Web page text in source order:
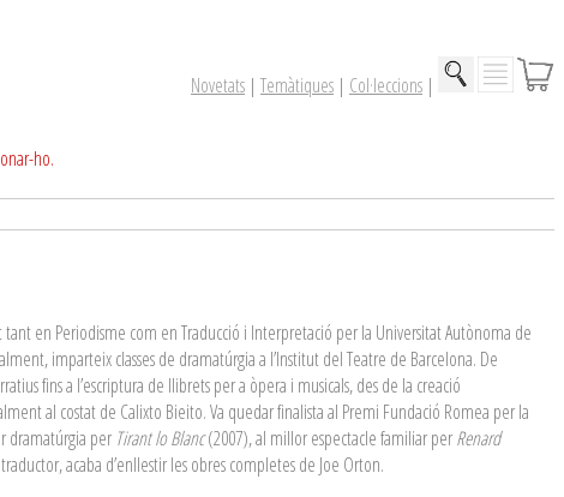
Novetats | Temàtiques | Col·leccions |
ho.
en Periodisme com en Traducció i Interpretació per la Universitat Autònoma de
imparteix classes de dramatúrgia a l’Institut del Teatre de Barcelona. De
fins a l’escriptura de llibrets per a òpera i musicals, des de la creació
al costat de Calixto Bieito. Va quedar finalista al Premi Fundació Romea per la
dramatúrgia per Tirant lo Blanc(2007), al millor espectacle familiar perRenard
acaba d’enllestir les obres completes de Joe Orton.